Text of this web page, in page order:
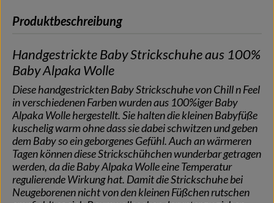
Produktbeschreibung
Handgestrickte Baby Strickschuhe aus 100%
Baby Alpaka Wolle
Diese handgestrickten Baby Strickschuhe von Chill n Feel
in verschiedenen Farben wurden aus 100%iger Baby
Alpaka Wolle hergestellt. Sie halten die kleinen Babyfüße
kuschelig warm ohne dass sie dabei schwitzen und geben
dem Baby so ein geborgenes Gefühl. Auch an wärmeren
Tagen können diese Strickschühchen wunderbar getragen
werden, da die Baby Alpaka Wolle eine Temperatur
regulierende Wirkung hat. Damit die Strickschuhe bei
Neugeborenen nicht von den kleinen Füßchen rutschen